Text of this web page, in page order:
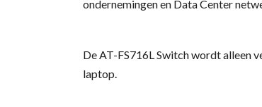
ondernemingen en Data Center
De AT-FS716L Switch wordt alleen
laptop.